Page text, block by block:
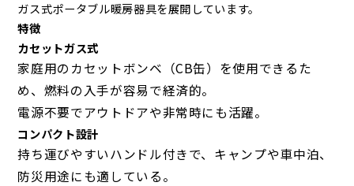
ガス式ポータブル暖房器具を展開しています。
特徴
カセットガス式
家庭用のカセットボンベ（CB缶）を使用できるた
め、燃料の入手が容易で経済的。
電源不要でアウトドアや非常時にも活躍。
コンパクト設計
持ち運びやすいハンドル付きで、キャンプや車中泊、
防災用途にも適している。